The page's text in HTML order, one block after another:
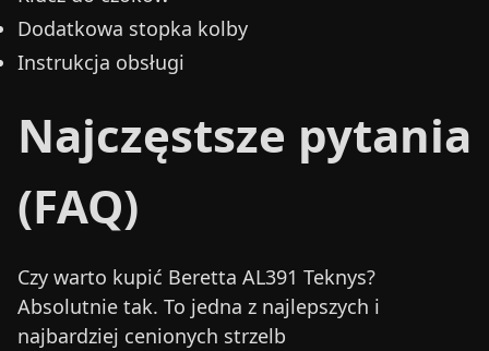
Dodatkowa stopka kolby
Instrukcja obsługi
Najczęstsze pytania
(FAQ)
Czy warto kupić Beretta AL391 Teknys?
Absolutnie tak. To jedna z najlepszych i
najbardziej cenionych strzelb